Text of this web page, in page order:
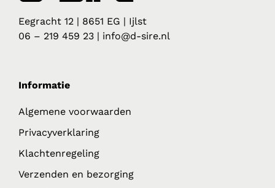
Eegracht 12 | 8651 EG | Ijlst
06 – 219 459 23 | info@d-sire.nl
Informatie
Algemene voorwaarden
Privacyverklaring
Klachtenregeling
Verzenden en bezorging